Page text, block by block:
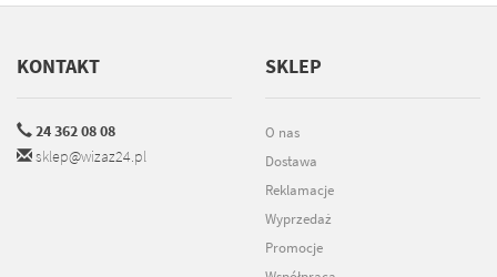
KONTAKT
24 362 08 08
sklep@wizaz24.pl
SKLEP
O nas
Dostawa
Reklamacje
Wyprzedaż
Promocje